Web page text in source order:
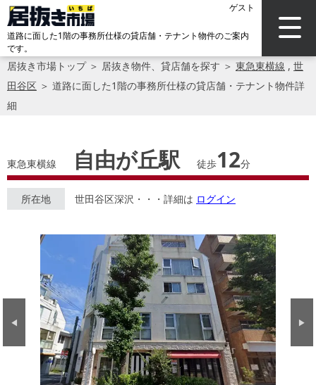
ゲスト
道路に面した1階の事務所仕様の貸店舗・テナント物件のご案内
です。
居抜き市場トップ＞ 居抜き物件、貸店舗を探す ＞ 東急東横線 , 世
田谷区 ＞ 道路に面した1階の事務所仕様の貸店舗・テナント物件詳
細
東急東横線 自由が丘駅 徒歩12分
所在地 世田谷区深沢・・・詳細は ログイン
Previous Next